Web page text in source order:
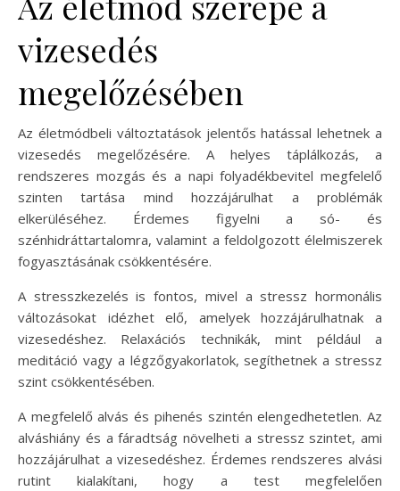
vizesedés
megelőzésében
Az életmódbeli változtatások jelentős hatással lehetnek a
vizesedés megelőzésére. A helyes táplálkozás, a
rendszeres mozgás és a napi folyadékbevitel megfelelő
szinten tartása mind hozzájárulhat a problémák
elkerüléséhez. Érdemes figyelni a só- és
szénhidráttartalomra, valamint a feldolgozott élelmiszerek
fogyasztásának csökkentésére.
A stresszkezelés is fontos, mivel a stressz hormonális
változásokat idézhet elő, amelyek hozzájárulhatnak a
vizesedéshez. Relaxációs technikák, mint például a
meditáció vagy a légzőgyakorlatok, segíthetnek a stressz
szint csökkentésében.
A megfelelő alvás és pihenés szintén elengedhetetlen. Az
alváshiány és a fáradtság növelheti a stressz szintet, ami
hozzájárulhat a vizesedéshez. Érdemes rendszeres alvási
rutint kialakítani, hogy a test megfelelően